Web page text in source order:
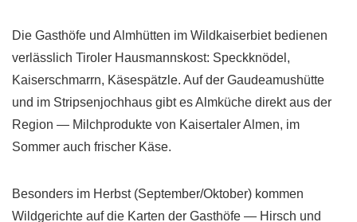
Die Gasthöfe und Almhütten im Wildkaiserbiet bedienen
verlässlich Tiroler Hausmannskost: Speckknödel,
Kaiserschmarrn, Käsespätzle. Auf der Gaudeamushütte
und im Stripsenjochhaus gibt es Almküche direkt aus der
Region — Milchprodukte von Kaisertaler Almen, im
Sommer auch frischer Käse.
Besonders im Herbst (September/Oktober) kommen
Wildgerichte auf die Karten der Gasthöfe — Hirsch und